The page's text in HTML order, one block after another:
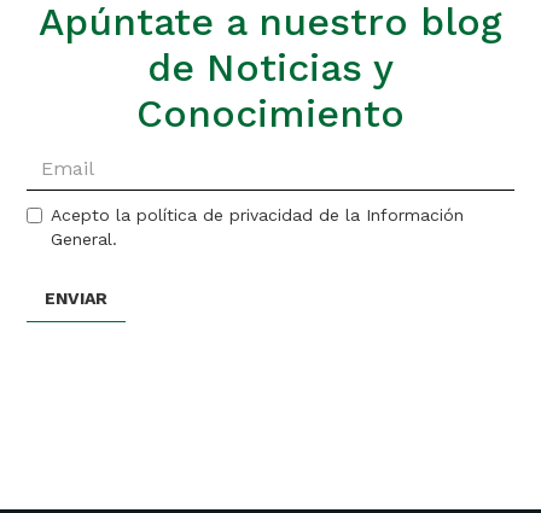
Apúntate a nuestro blog
de Noticias y
Conocimiento
Acepto la política de privacidad de la Información
General.